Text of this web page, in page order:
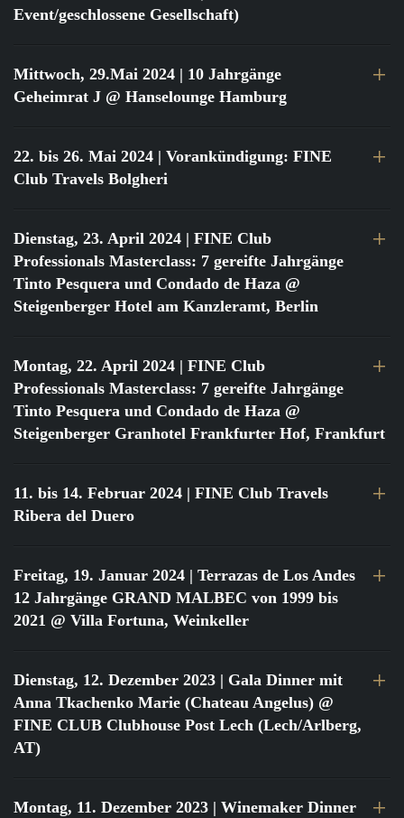
Event/geschlossene Gesellschaft)
Mittwoch, 29.Mai 2024 | 10 Jahrgänge
Geheimrat J @ Hanselounge Hamburg
22. bis 26. Mai 2024 | Vorankündigung: FINE
Club Travels Bolgheri
Dienstag, 23. April 2024 | FINE Club
Professionals Masterclass: 7 gereifte Jahrgänge
Tinto Pesquera und Condado de Haza @
Steigenberger Hotel am Kanzleramt, Berlin
Montag, 22. April 2024 | FINE Club
Professionals Masterclass: 7 gereifte Jahrgänge
Tinto Pesquera und Condado de Haza @
Steigenberger Granhotel Frankfurter Hof, Frankfurt
11. bis 14. Februar 2024 | FINE Club Travels
Ribera del Duero
Freitag, 19. Januar 2024 | Terrazas de Los Andes
12 Jahrgänge GRAND MALBEC von 1999 bis
2021 @ Villa Fortuna, Weinkeller
Dienstag, 12. Dezember 2023 | Gala Dinner mit
Anna Tkachenko Marie (Chateau Angelus) @
FINE CLUB Clubhouse Post Lech (Lech/Arlberg,
AT)
Montag, 11. Dezember 2023 | Winemaker Dinner